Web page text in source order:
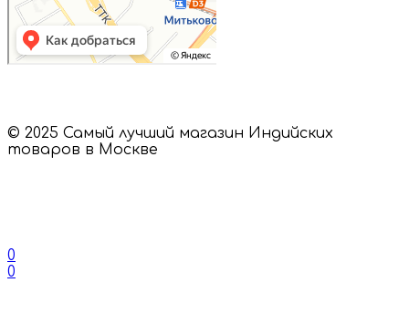
© 2025 Самый лучший магазин Индийских
товаров в Москве
0
0